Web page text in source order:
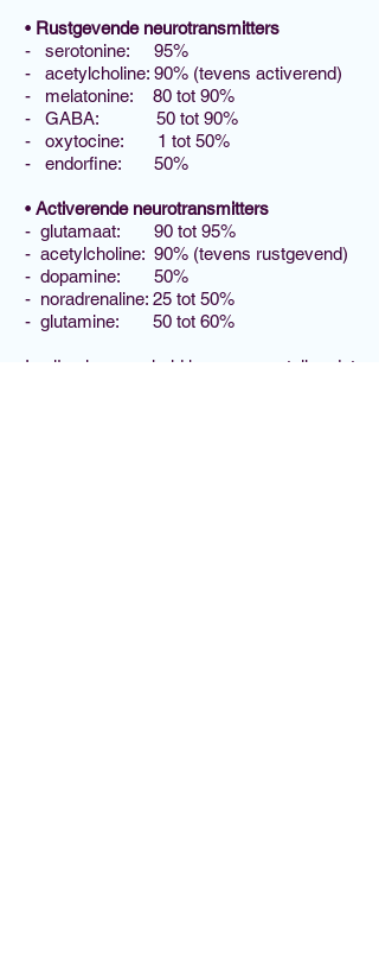
• Rustgevende neurotransmitters
- serotonine: 95%
- acetylcholine: 90% (tevens activerend)
- melatonine: 80 tot 90%
- GABA: 50 tot 90%
- oxytocine: 1 tot 50%
- endorfine: 50%
• Activerende neurotransmitters
- glutamaat: 90 tot 95%
- acetylcholine: 90% (tevens rustgevend)
- dopamine: 50%
- noradrenaline: 25 tot 50%
- glutamine: 50 tot 60%
In zijn algemeenheid kunnen we stellen dat